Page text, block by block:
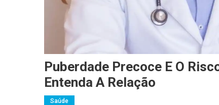
Puberdade Precoce E O
Entenda A Relação
Saúde